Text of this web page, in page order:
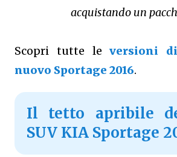
acquistando un
Scopri tutte leversioni
nuovo Sportage 2016.
Il tetto apribile
SUV KIA Sportage